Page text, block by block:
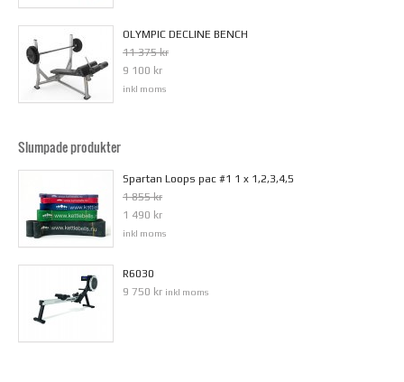
OLYMPIC DECLINE BENCH
11 375 kr
9 100 kr
inkl moms
Slumpade produkter
Spartan Loops pac #1 1 x 1,2,3,4,5
1 855 kr
1 490 kr
inkl moms
R6030
9 750 kr inkl moms